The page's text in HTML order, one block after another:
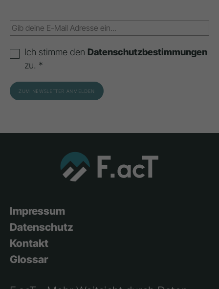
Ich stimme den Datenschutzbestimmungen
zu. *
Impressum
Datenschutz
Kontakt
Glossar